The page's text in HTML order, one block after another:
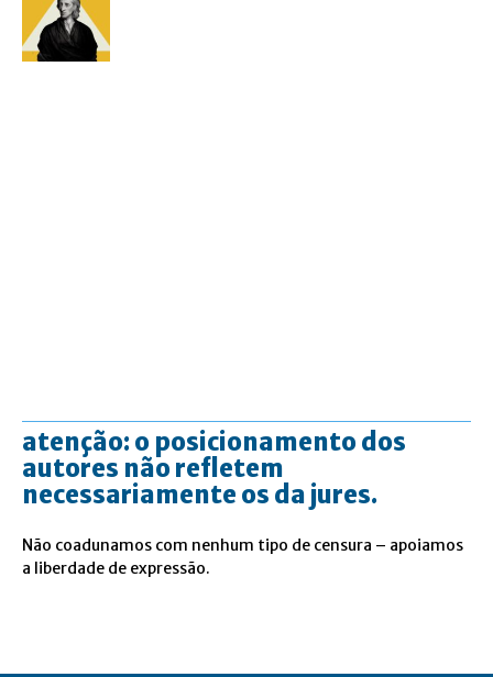
atenção: o posicionamento dos
autores não refletem
necessariamente os da jures.
Não coadunamos com nenhum tipo de censura – apoiamos
a liberdade de expressão.